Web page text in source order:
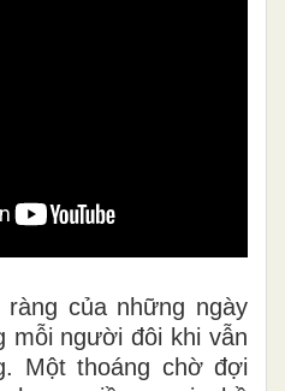
của những ngày
mỗi người đôi khi vẫn
Một thoáng chờ đợi